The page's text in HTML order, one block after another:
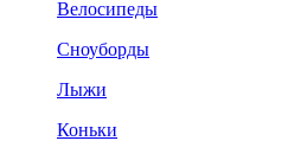
Велосипеды
Сноуборды
Лыжи
Коньки